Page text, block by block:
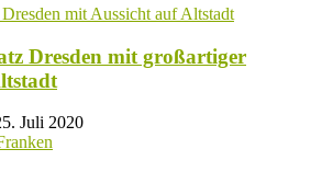
Dresden mit großartiger
Juli 2020